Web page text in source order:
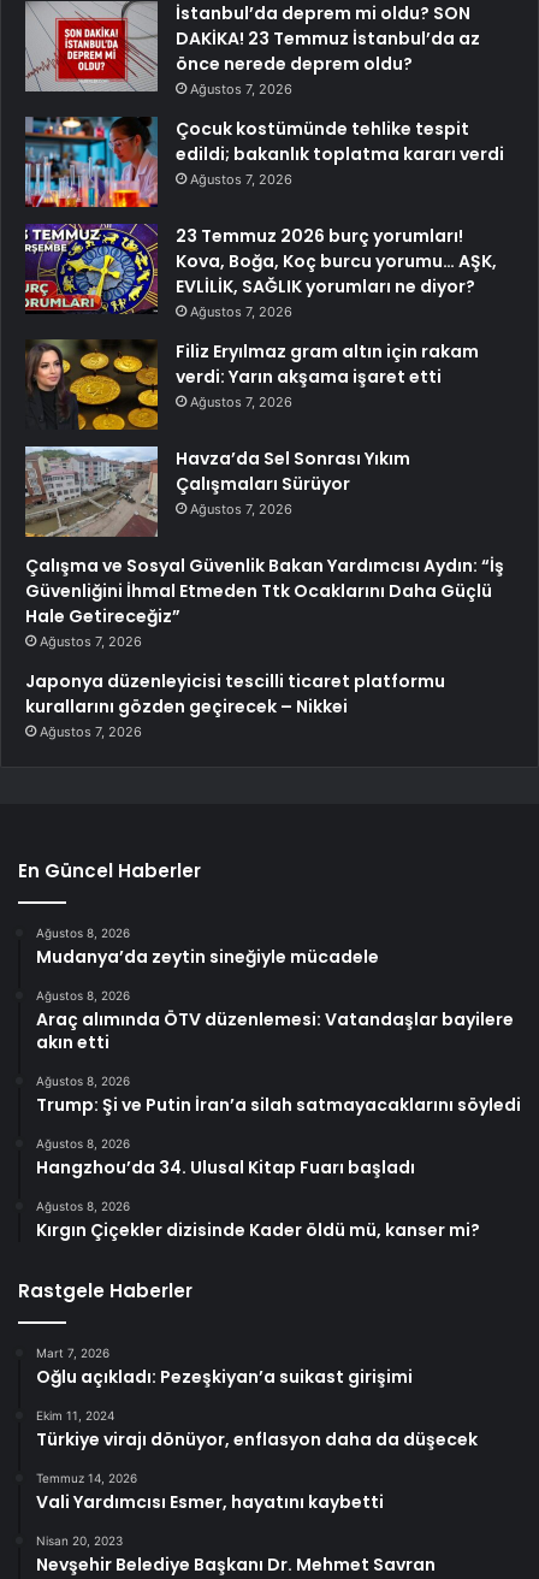
İstanbul’da deprem mi oldu? SON
DAKİKA! 23 Temmuz İstanbul’da az
önce nerede deprem oldu?
Ağustos 7, 2026
Çocuk kostümünde tehlike tespit
edildi; bakanlık toplatma kararı verdi
Ağustos 7, 2026
23 Temmuz 2026 burç yorumları!
Kova, Boğa, Koç burcu yorumu… AŞK,
EVLİLİK, SAĞLIK yorumları ne diyor?
Ağustos 7, 2026
Filiz Eryılmaz gram altın için rakam
verdi: Yarın akşama işaret etti
Ağustos 7, 2026
Havza’da Sel Sonrası Yıkım
Çalışmaları Sürüyor
Ağustos 7, 2026
Çalışma ve Sosyal Güvenlik Bakan Yardımcısı Aydın: “İş
Güvenliğini İhmal Etmeden Ttk Ocaklarını Daha Güçlü
Hale Getireceğiz”
Ağustos 7, 2026
Japonya düzenleyicisi tescilli ticaret platformu
kurallarını gözden geçirecek – Nikkei
Ağustos 7, 2026
En Güncel Haberler
Ağustos 8, 2026
Mudanya’da zeytin sineğiyle mücadele
Ağustos 8, 2026
Araç alımında ÖTV düzenlemesi: Vatandaşlar bayilere
akın etti
Ağustos 8, 2026
Trump: Şi ve Putin İran’a silah satmayacaklarını söyledi
Ağustos 8, 2026
Hangzhou’da 34. Ulusal Kitap Fuarı başladı
Ağustos 8, 2026
Kırgın Çiçekler dizisinde Kader öldü mü, kanser mi?
Rastgele Haberler
Mart 7, 2026
Oğlu açıkladı: Pezeşkiyan’a suikast girişimi
Ekim 11, 2024
Türkiye virajı dönüyor, enflasyon daha da düşecek
Temmuz 14, 2026
Vali Yardımcısı Esmer, hayatını kaybetti
Nisan 20, 2023
Nevşehir Belediye Başkanı Dr. Mehmet Savran